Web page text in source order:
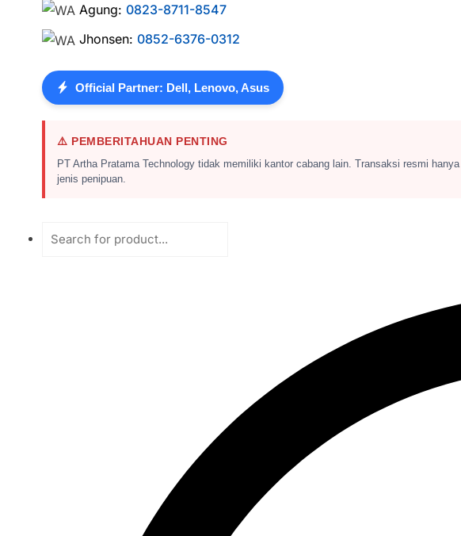
Agung:0823-8711-8547
Jhonsen:0852-6376-0312
Official Partner: Dell, Lenovo, Asus
⚠️ PEMBERITAHUAN PENTING
PT Artha Pratama Technology tidak memiliki kantor cabang lain. Transaksi resmi
jenis penipuan.